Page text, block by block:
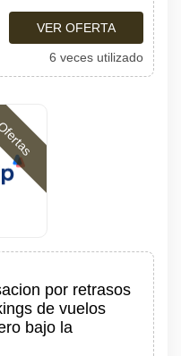
VER OFERTA
6 veces utilizado
por retrasos
de vuelos
bajo la